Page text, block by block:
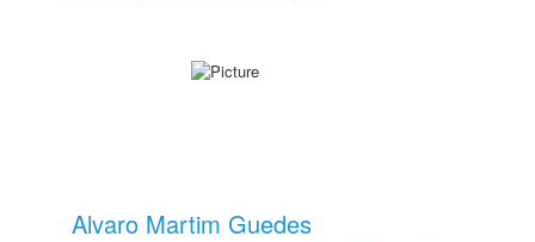
Alvaro Martim Guedes